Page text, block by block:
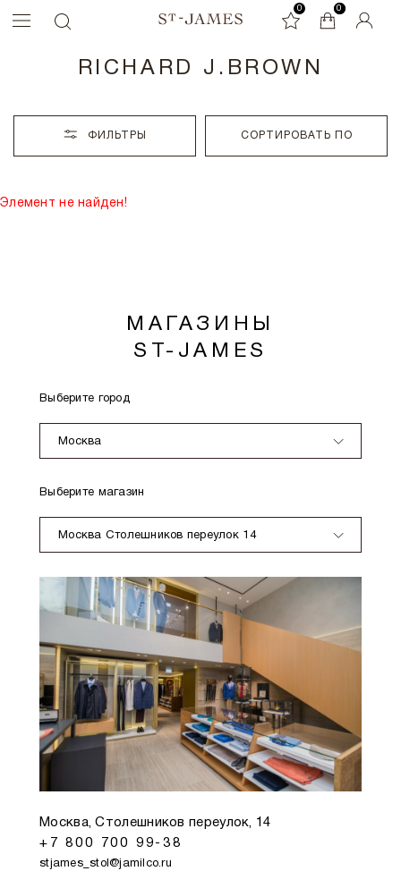
0 0
0
RICHARD J.BROWN
ФИЛЬТРЫ СОРТИРОВАТЬ ПО
Элемент не найден!
МАГАЗИНЫ
ST-JAMES
Выберите город
Москва
Выберите магазин
Москва Столешников переулок 14
Москва, Столешников переулок, 14
+7 800 700 99-38
stjames_stol@jamilco.ru